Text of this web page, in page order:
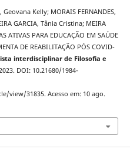
Kelly; MORAIS FERNANDES,
GARCIA, Tânia Cristina; MEIRA
ATIVAS PARA EDUCAÇÃO EM SAÚDE
DE REABILITAÇÃO PÓS COVID-
interdisciplinar de Filosofia e
DOI: 10.21680/1984-
31835. Acesso em: 10 ago.